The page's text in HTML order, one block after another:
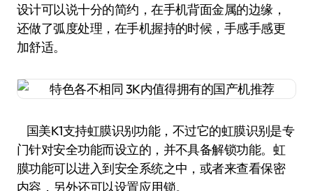
设计可以说十分的简约，在手机背面金属的边缘，
还做了弧度处理，在手机握持的时候，手感手感更
加舒适。
国美K1支持虹膜识别功能，不过它的虹膜识别是专
门针对安全功能而设立的，并不具备解锁功能。虹
膜功能可以进入到安全系统之中，或者来查看保密
内容，另外还可以设置应用锁。